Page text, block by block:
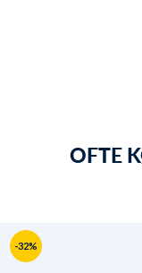
OFTE
-32%